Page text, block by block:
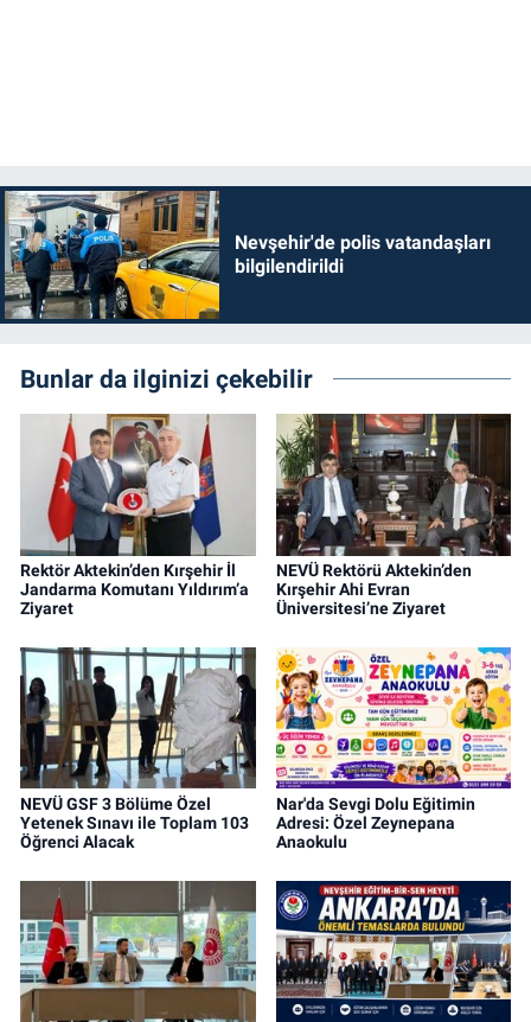
Nevşehir'de polis vatandaşları
bilgilendirildi
Bunlar da ilginizi çekebilir
Rektör Aktekin’den Kırşehir İl
Jandarma Komutanı Yıldırım’a
Ziyaret
NEVÜ Rektörü Aktekin’den
Kırşehir Ahi Evran
Üniversitesi’ne Ziyaret
NEVÜ GSF 3 Bölüme Özel
Yetenek Sınavı ile Toplam 103
Öğrenci Alacak
Nar'da Sevgi Dolu Eğitimin
Adresi: Özel Zeynepana
Anaokulu